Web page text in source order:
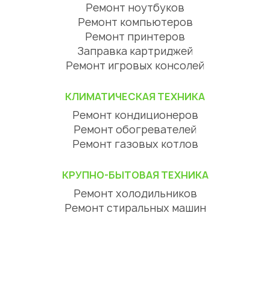
Ремонт ноутбуков
Ремонт компьютеров
Ремонт принтеров
Заправка картриджей
Ремонт игровых консолей
КЛИМАТИЧЕСКАЯ ТЕХНИКА
Ремонт кондиционеров
Ремонт обогревателей
Ремонт газовых котлов
КРУПНО-БЫТОВАЯ ТЕХНИКА
Ремонт холодильников
Ремонт стиральных машин